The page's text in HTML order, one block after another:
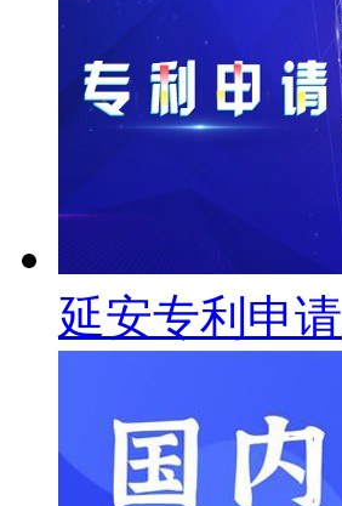
延安专利申请